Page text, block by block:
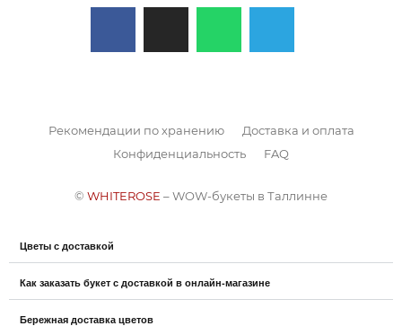
© WHITEROSE – WOW-букеты в Таллинне
Рекомендации по хранению
Доставка и оплата
Конфиденциальность
FAQ
Цветы с доставкой
Как заказать букет с доставкой в онлайн-магазине
Бережная доставка цветов